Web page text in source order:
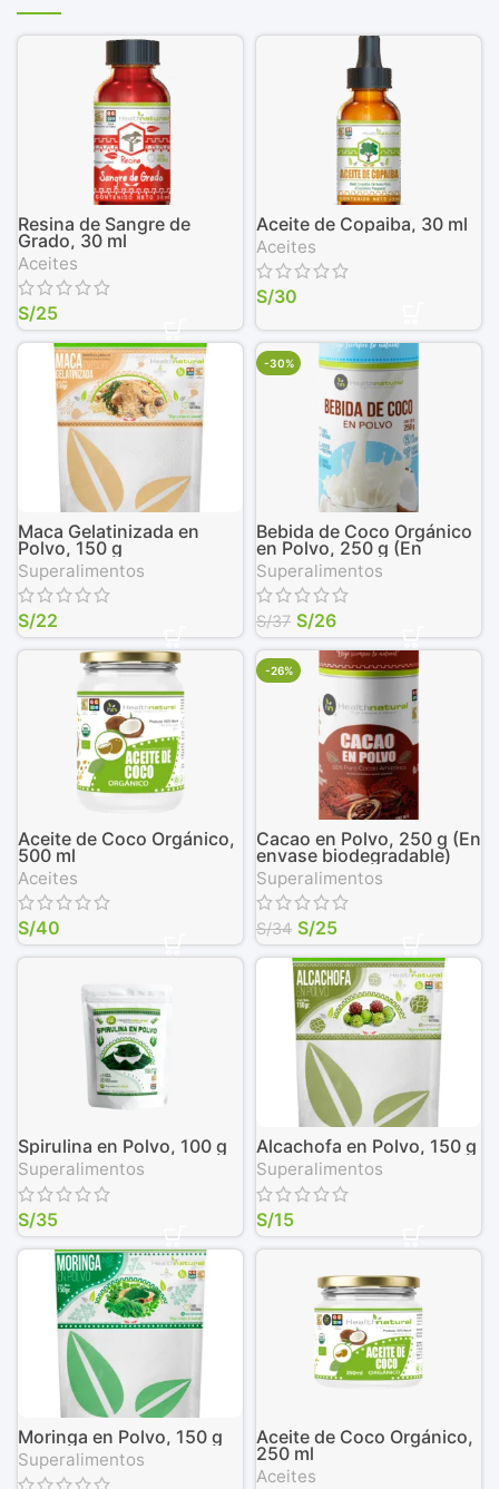
Resina de Sangre de
Grado, 30 ml
Aceites
S/25
Aceite de Copaiba, 30 ml
Aceites
S/30
Maca Gelatinizada en
Polvo, 150 g
Superalimentos
S/22
-30%
Bebida de Coco Orgánico
en Polvo, 250 g (En
envase biodegradable)
Superalimentos
S/37 S/26
Aceite de Coco Orgánico,
500 ml
Aceites
S/40
-26%
Cacao en Polvo, 250 g (En
envase biodegradable)
Superalimentos
S/34 S/25
Spirulina en Polvo, 100 g
Superalimentos
S/35
Alcachofa en Polvo, 150 g
Superalimentos
S/15
Moringa en Polvo, 150 g
Superalimentos
Aceite de Coco Orgánico,
250 ml
Aceites